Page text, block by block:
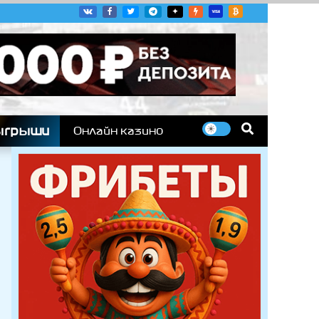
гоночных серий
Онлайн казино